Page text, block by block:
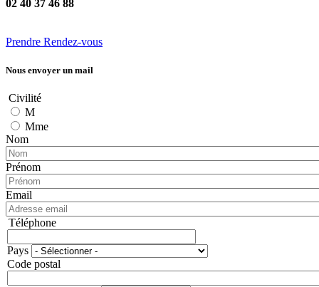
02 40 37 46 88
Prendre Rendez-vous
Nous envoyer un mail
Civilité
M
Mme
Nom
Prénom
Email
Téléphone
Adresse
Pays
Code postal